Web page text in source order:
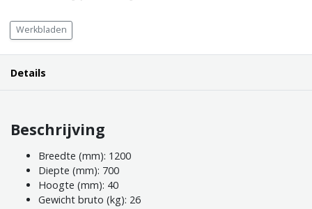
Werkbladen
Details
Beschrijving
Breedte (mm): 1200
Diepte (mm): 700
Hoogte (mm): 40
Gewicht bruto (kg): 26